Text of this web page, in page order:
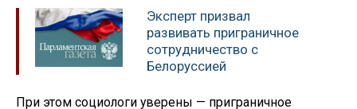
Эксперт призвал
развивать приграничное
сотрудничество с
Белоруссией
При этом социологи уверены — приграничное